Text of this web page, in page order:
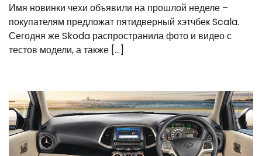
Имя новинки чехи объявили на прошлой неделе –
покупателям предложат пятидверный хэтчбек Scala.
Сегодня же Skoda распространила фото и видео с
тестов модели, а также […]